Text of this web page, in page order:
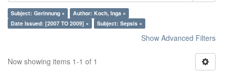
Subject: Gerinnung ×
Author: Koch, Inga ×
Date Issued: [2007 TO 2009] ×
Subject: Sepsis ×
Show Advanced Filters
Now showing items 1-1 of 1